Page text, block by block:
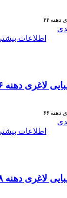
۴۴
اطلاعات بیشتر
لاغری دهنه ۶۶
۶۶
اطلاعات بیشتر
لاغری دهنه ۵۸